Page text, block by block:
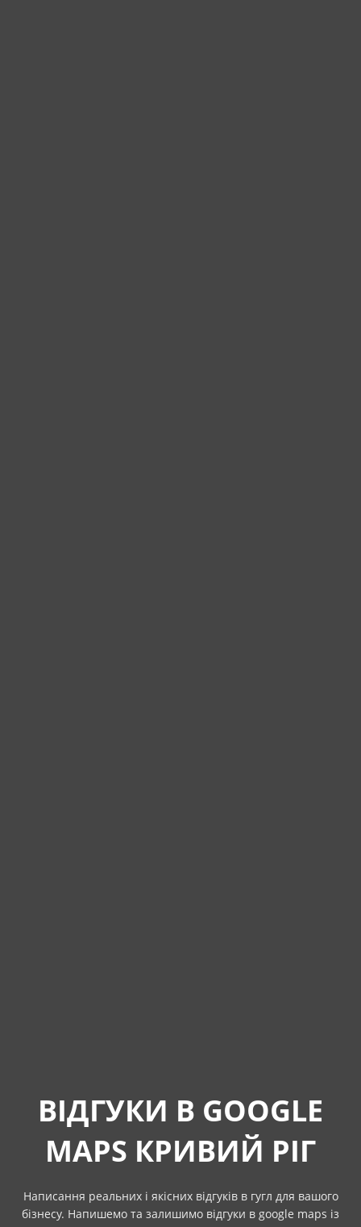
ВІДГУКИ В GOOGLE
MAPS КРИВИЙ РІГ
Написання реальних і якісних відгуків в гугл для вашого
бізнесу. Напишемо та залишимо відгуки в google maps із